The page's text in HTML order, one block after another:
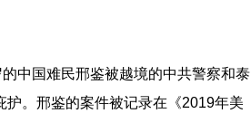
中国难民邢鉴被越境的中共警察和泰
。邢鉴的案件被记录在《2019年美